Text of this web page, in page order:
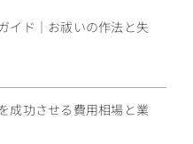
イド｜お祓いの作法と失
成功させる費用相場と業